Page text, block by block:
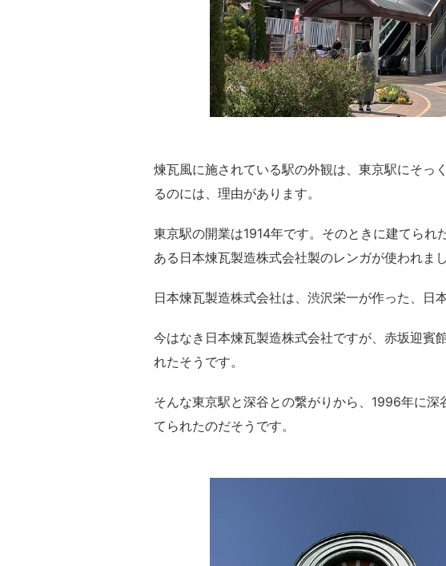
煉瓦風に施されている駅の外観は、東京駅にそっ
るのには、理由があります。
東京駅の開業は1914年です。そのときに建てられ
ある日本煉瓦製造株式会社製のレンガが使われまし
日本煉瓦製造株式会社は、渋沢栄一が作った、日
今はなき日本煉瓦製造株式会社ですが、赤坂迎賓
れたそうです。
そんな東京駅と深谷との繋がりから、1996年に
てられたのだそうです。